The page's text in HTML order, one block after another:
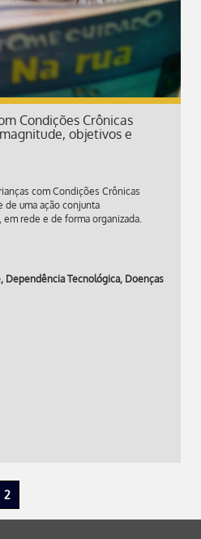
Condições Crônicas
objetivos e
com Condições Crônicas
de uma ação conjunta
rede e de forma organizada.
, Dependência Tecnológica, Doenças
2